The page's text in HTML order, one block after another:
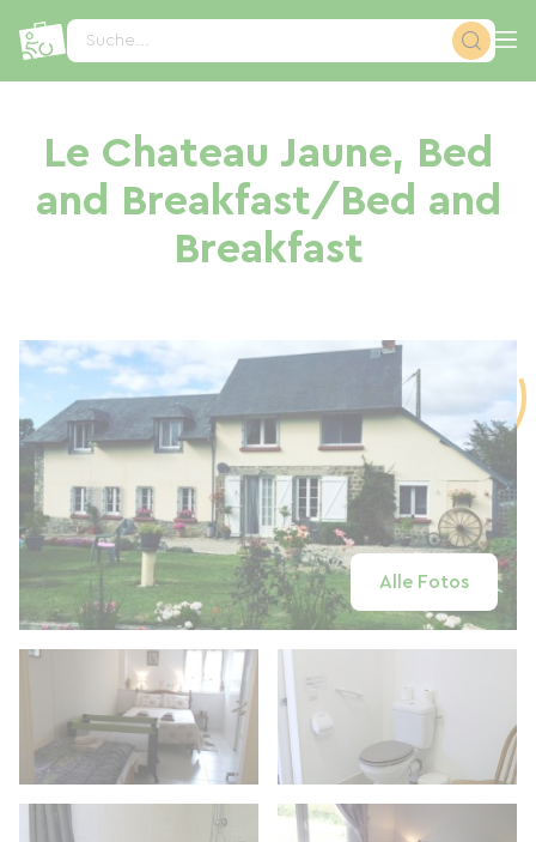
Suche...
Le Chateau Jaune, Bed
and Breakfast/Bed and
Breakfast
Alle Fotos
Cookie-Einstellungen